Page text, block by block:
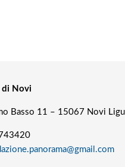
di Novi
Basso 11 – 15067 Novi